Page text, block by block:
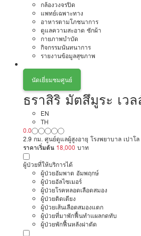
กล้องวงจรปิด
แพทย์เฉพาะทาง
อาหารตามโภชนาการ
ดูแลความสะอาด ซักผ้า
กายภาพบำบัด
กิจกรรมนันทนาการ
รายงานข้อมูลสุขภาพ
นัดเยี่ยมชมศูนย์
ธราสิริ มัตสึมูระ เว
โฮมเซอรี่ แคร์ การดู
หรือผู้มีภาวะพึ่งพิง
EN
TH
0.0
2.9 กม. ศูนย์ดูแลผู้สูงอายุ โรงพยาบาล เปาโล
ราคาเริ่มต้น 18,000 บาท
ผู้ป่วยที่ให้บริการได้
ผู้ป่วยอัมพาต อัมพฤกษ์
ผู้ป่วยอัลไซเมอร์
ผู้ป่วยโรคหลอดเลือดสมอง
ผู้ป่วยติดเตียง
ผู้ป่วยเส้นเลือดสมองแตก
ผู้ป่วยที่มาพักฟื้นทำแผลกดทับ
ผู้ป่วยพักฟื้นหลังผ่าตัด